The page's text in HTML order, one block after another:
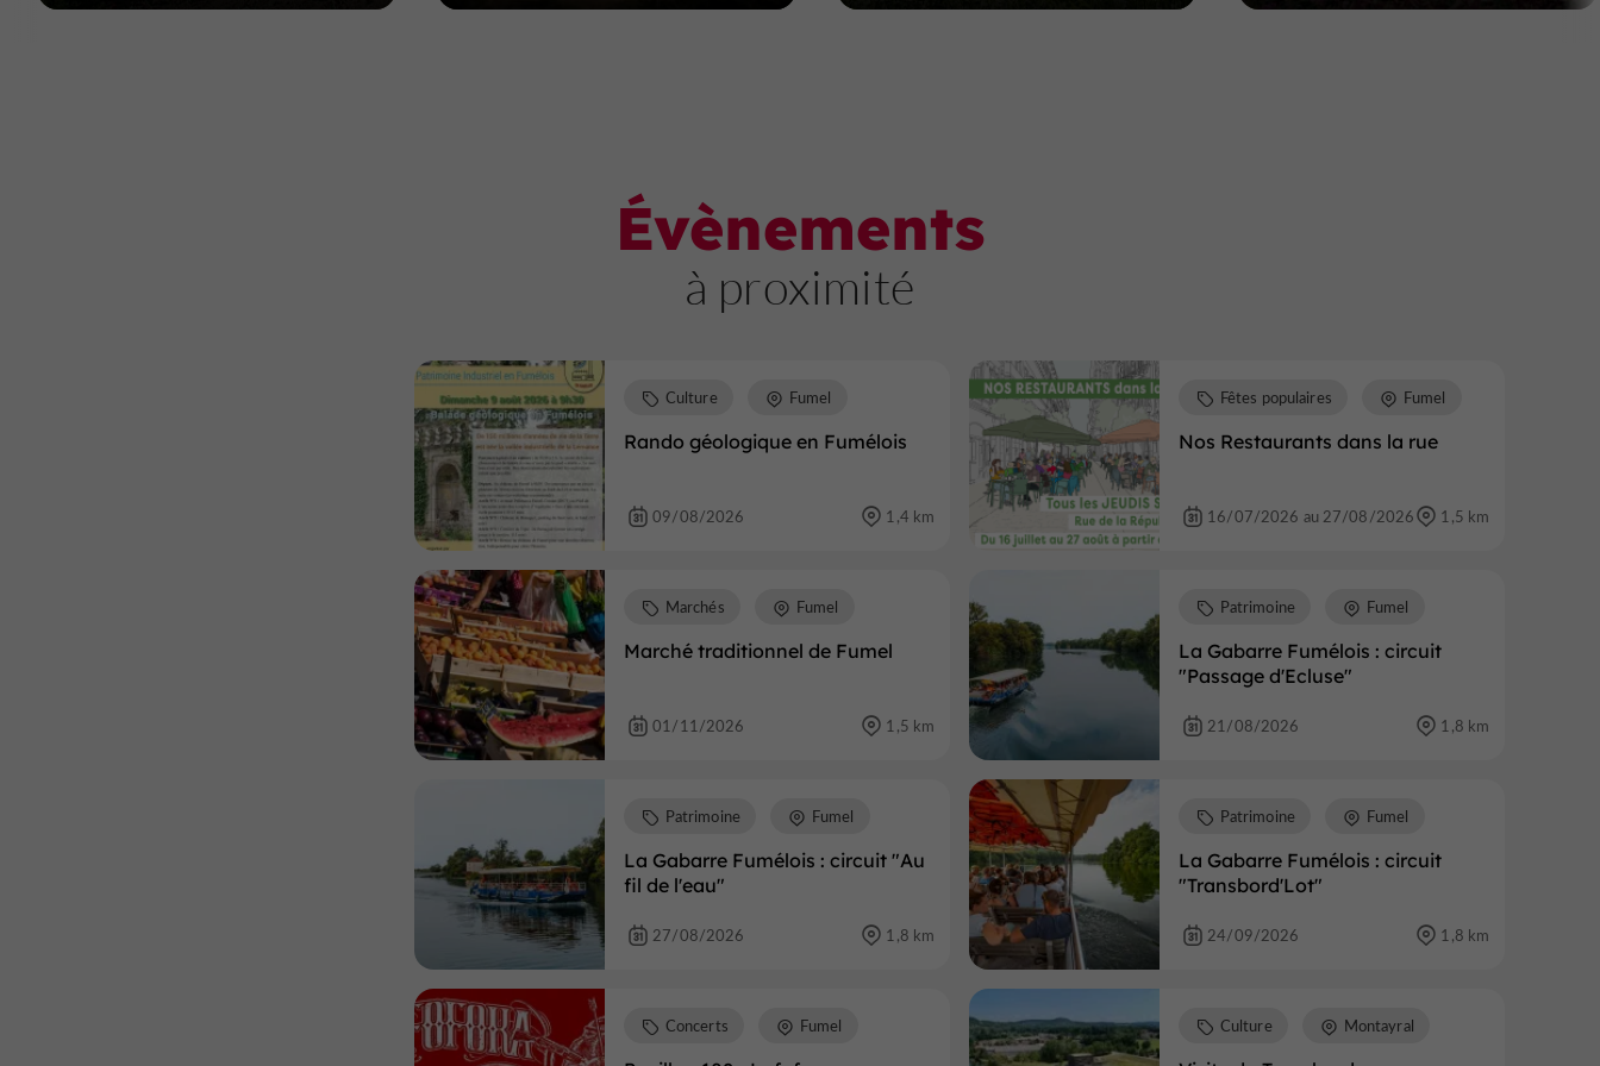
Évènements
à proximité
Rando géologique en Fumélois
Culture Fumel
09/08/2026 1,4 km
Nos Restaurants dans la rue
Fêtes populaires Fumel
16/07/2026 au 27/08/2026 1,5 km
Marché traditionnel de Fumel
Marchés Fumel
01/11/2026 1,5 km
La Gabarre Fumélois : circuit
"Passage d'Ecluse"
Patrimoine Fumel
21/08/2026 1,8 km
La Gabarre Fumélois : circuit "Au
fil de l'eau"
Patrimoine Fumel
27/08/2026 1,8 km
La Gabarre Fumélois : circuit
"Transbord'Lot"
Patrimoine Fumel
24/09/2026 1,8 km
Concerts Fumel Culture Montayral